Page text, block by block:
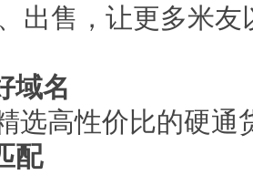
出售，让更多米
域名
高性价比的硬通
配